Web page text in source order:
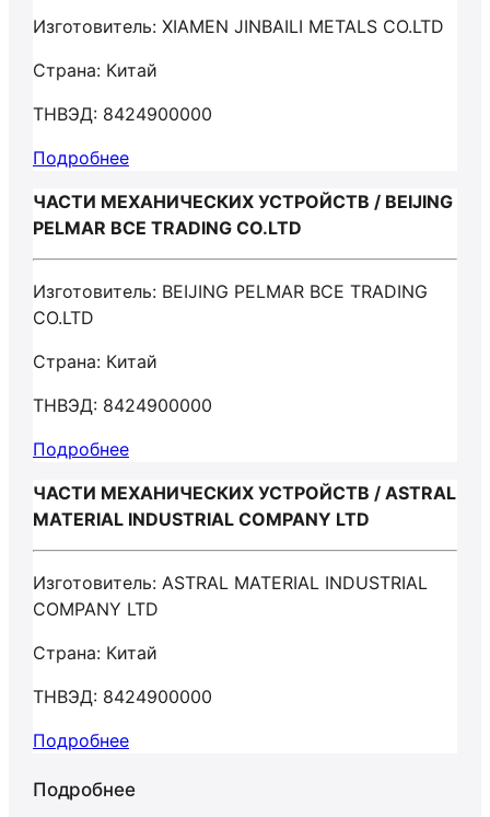
Изготовитель: XIAMEN JINBAILI METALS CO.LTD
Страна: Китай
ТНВЭД: 8424900000
Подробнее
ЧАСТИ МЕХАНИЧЕСКИХ УСТРОЙСТВ / BEIJING
PELMAR BCE TRADING CO.LTD
Изготовитель: BEIJING PELMAR BCE TRADING
CO.LTD
Страна: Китай
ТНВЭД: 8424900000
Подробнее
ЧАСТИ МЕХАНИЧЕСКИХ УСТРОЙСТВ / ASTRAL
MATERIAL INDUSTRIAL COMPANY LTD
Изготовитель: ASTRAL MATERIAL INDUSTRIAL
COMPANY LTD
Страна: Китай
ТНВЭД: 8424900000
Подробнее
Подробнее